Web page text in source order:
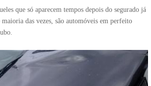
que só aparecem tempos depois do segurado já
das vezes, são automóveis em perfeito